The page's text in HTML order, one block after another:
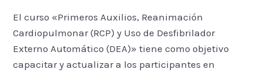
El curso «Primeros Auxilios, Reanimación
Cardiopulmonar (RCP) y Uso de Desfibrilador
Externo Automático (DEA)» tiene como objetivo
capacitar y actualizar a los participantes en